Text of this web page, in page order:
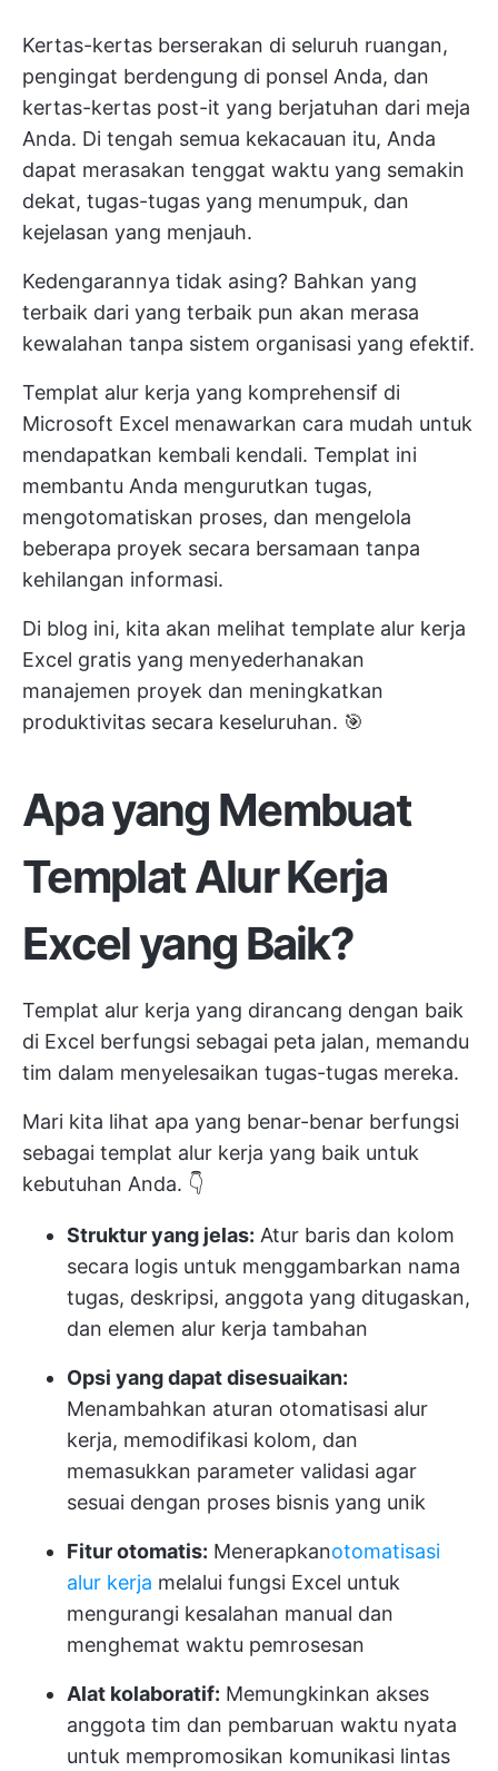
Kertas-kertas berserakan di seluruh ruangan,
pengingat berdengung di ponsel Anda, dan
kertas-kertas post-it yang berjatuhan dari meja
Anda. Di tengah semua kekacauan itu, Anda
dapat merasakan tenggat waktu yang semakin
dekat, tugas-tugas yang menumpuk, dan
kejelasan yang menjauh.
Kedengarannya tidak asing? Bahkan yang
terbaik dari yang terbaik pun akan merasa
kewalahan tanpa sistem organisasi yang efektif.
Templat alur kerja yang komprehensif di
Microsoft Excel menawarkan cara mudah untuk
mendapatkan kembali kendali. Templat ini
membantu Anda mengurutkan tugas,
mengotomatiskan proses, dan mengelola
beberapa proyek secara bersamaan tanpa
kehilangan informasi.
Di blog ini, kita akan melihat template alur kerja
Excel gratis yang menyederhanakan
manajemen proyek dan meningkatkan
produktivitas secara keseluruhan. 🎯
Apa yang Membuat
Templat Alur Kerja
Excel yang Baik?
Templat alur kerja yang dirancang dengan baik
di Excel berfungsi sebagai peta jalan, memandu
tim dalam menyelesaikan tugas-tugas mereka.
Mari kita lihat apa yang benar-benar berfungsi
sebagai templat alur kerja yang baik untuk
kebutuhan Anda. 👇
Struktur yang jelas: Atur baris dan kolom
secara logis untuk menggambarkan nama
tugas, deskripsi, anggota yang ditugaskan,
dan elemen alur kerja tambahan
Opsi yang dapat disesuaikan:
Menambahkan aturan otomatisasi alur
kerja, memodifikasi kolom, dan
memasukkan parameter validasi agar
sesuai dengan proses bisnis yang unik
Fitur otomatis: Menerapkanotomatisasi
alur kerja melalui fungsi Excel untuk
mengurangi kesalahan manual dan
menghemat waktu pemrosesan
Alat kolaboratif: Memungkinkan akses
anggota tim dan pembaruan waktu nyata
untuk mempromosikan komunikasi lintas